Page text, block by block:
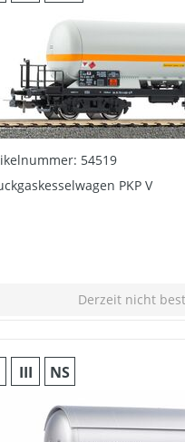
54519
PKP V
Derzeit nicht
III NS